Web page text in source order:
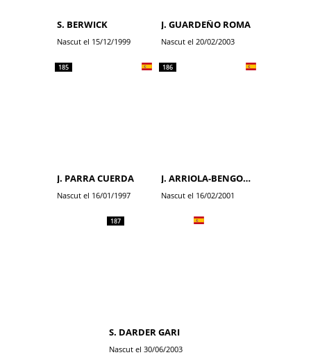
S. BERWICK
Nascut el 15/12/1999
J. GUARDEÑO ROMA
Nascut el 20/02/2003
185
J. PARRA CUERDA
Nascut el 16/01/1997
186
J. ARRIOLA-BENGOA BEITIA
Nascut el 16/02/2001
187
S. DARDER GARI
Nascut el 30/06/2003